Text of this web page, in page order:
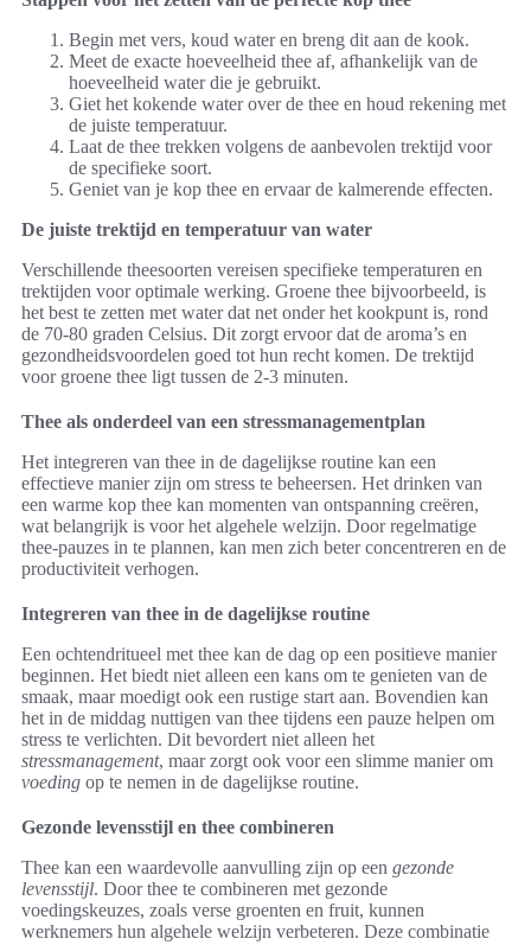
Begin met vers, koud water en breng dit aan de kook.
Meet de exacte hoeveelheid thee af, afhankelijk van de
hoeveelheid water die je gebruikt.
Giet het kokende water over de thee en houd rekening met
de juiste temperatuur.
Laat de thee trekken volgens de aanbevolen trektijd voor
de specifieke soort.
Geniet van je kop thee en ervaar de kalmerende effecten.
De juiste trektijd en temperatuur van water
Verschillende theesoorten vereisen specifieke temperaturen en
trektijden voor optimale werking. Groene thee bijvoorbeeld, is
het best te zetten met water dat net onder het kookpunt is, rond
de 70-80 graden Celsius. Dit zorgt ervoor dat de aroma’s en
gezondheidsvoordelen goed tot hun recht komen. De trektijd
voor groene thee ligt tussen de 2-3 minuten.
Thee als onderdeel van een stressmanagementplan
Het integreren van thee in de dagelijkse routine kan een
effectieve manier zijn om stress te beheersen. Het drinken van
een warme kop thee kan momenten van ontspanning creëren,
wat belangrijk is voor het algehele welzijn. Door regelmatige
thee-pauzes in te plannen, kan men zich beter concentreren en de
productiviteit verhogen.
Integreren van thee in de dagelijkse routine
Een ochtendritueel met thee kan de dag op een positieve manier
beginnen. Het biedt niet alleen een kans om te genieten van de
smaak, maar moedigt ook een rustige start aan. Bovendien kan
het in de middag nuttigen van thee tijdens een pauze helpen om
stress te verlichten. Dit bevordert niet alleen het
stressmanagement, maar zorgt ook voor een slimme manier om
voeding op te nemen in de dagelijkse routine.
Gezonde levensstijl en thee combineren
Thee kan een waardevolle aanvulling zijn op een gezonde
levensstijl. Door thee te combineren met gezonde
voedingskeuzes, zoals verse groenten en fruit, kunnen
werknemers hun algehele welzijn verbeteren. Deze combinatie